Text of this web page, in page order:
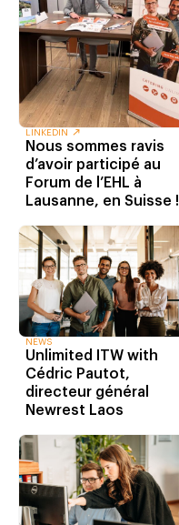
LINKEDIN
Nous sommes ravis
d’avoir participé au
Forum de l’EHL à
Lausanne, en Suisse !
NEWS
Unlimited ITW with
Cédric Pautot,
directeur général
Newrest Laos